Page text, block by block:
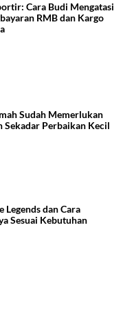
Cara Budi Mengatasi
RMB dan Kargo
Sudah Memerlukan
Sekadar Perbaikan Kecil
Legends dan Cara
Sesuai Kebutuhan